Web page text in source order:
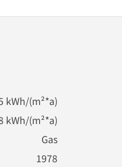
kWh/(m²*a)
kWh/(m²*a)
Gas
1978